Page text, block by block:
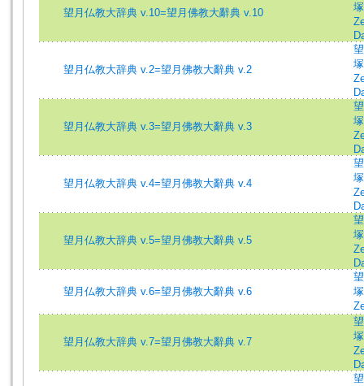
望月仏教大辞典 v.10=望月佛教大辭典 v.10
望月仏教大辞典 v.2=望月佛教大辭典 v.2
望月仏教大辞典 v.3=望月佛教大辭典 v.3
望月仏教大辞典 v.4=望月佛教大辭典 v.4
望月仏教大辞典 v.5=望月佛教大辭典 v.5
望月仏教大辞典 v.6=望月佛教大辭典 v.6
望月仏教大辞典 v.7=望月佛教大辭典 v.7